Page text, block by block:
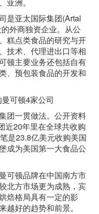
是亚太国际集团(Artal
外商独资企业。从公
糕点类食品的研究与开
技术、代理进出口等相
顿主要业务还包括自有
、预包装食品的开发和
团一贯做法。公开资料
近20年里在全球共收购
是23.8亿美元收购美国
成为美国第一大食品公
可顿品牌在中国南方市
北方市场更为成熟，宾
焙格局具有一定的影
越好的趋势和前景。